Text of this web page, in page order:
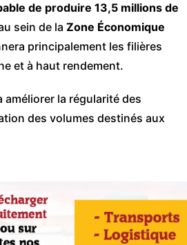
de produire 13,5 millions de
sein de la Zone Économique
principalement les filières
et à haut rendement.
la régularité des
des volumes destinés aux